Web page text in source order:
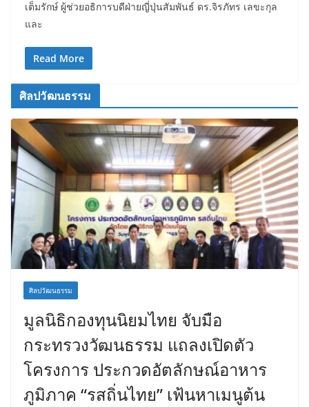
เต็มรักษ์ ผู้ช่วยอธิการบดีฝ่ายญี่ปุ่นสัมพันธ์ ดร.จิรภัทร เลขะกุล
และ
Read More
ศิลปวัฒนธรรม
ศิลปวัฒนธรรม
มูลนิธิกองทุนนิยมไทย จับมือ
กระทรวงวัฒนธรรม แถลงเปิดตัว
โครงการ ประกวดอัตลักษณ์อาหาร
ภูมิภาค “รสถิ่นไทย” เฟ้นหาเมนูต้น